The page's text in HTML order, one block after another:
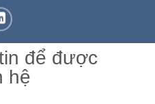
để được
hệ